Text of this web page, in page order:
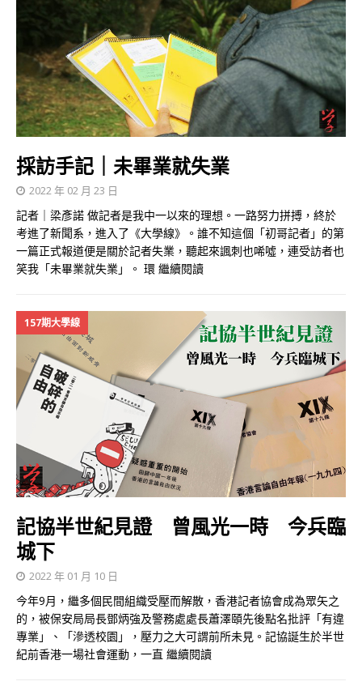
採訪手記｜未畢業就失業
2022 年 02 月 23 日
記者｜梁彥諾 做記者是我中一以來的理想。一路努力拼搏，終於
考進了新聞系，進入了《大學線》。誰不知這個「初哥記者」的第
一篇正式報道便是關於記者失業，聽起來諷刺也唏噓，連受訪者也
笑我「未畢業就失業」。 環 繼續閱讀
157期大學線
記協半世紀見證 曾風光一時 今兵臨
城下
2022 年 01 月 10 日
今年9月，繼多個民間組織受壓而解散，香港記者協會成為眾矢之
的，被保安局局長鄧炳強及警務處處長蕭澤頤先後點名批評「有違
專業」、「滲透校園」，壓力之大可謂前所未見。記協誕生於半世
紀前香港一場社會運動，一直 繼續閱讀